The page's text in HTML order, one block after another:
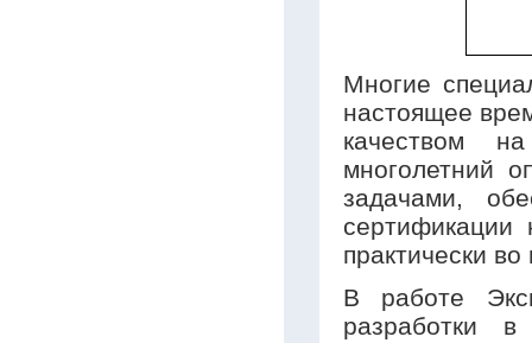
Многие
настоящее
качеством
многолетний
задачами,
сертификации
практически
В работе
разработки